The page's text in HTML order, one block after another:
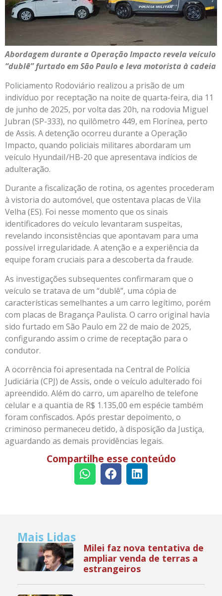
Abordagem durante a Operação Impacto revela veículo
“dublê” furtado em São Paulo e leva motorista à cadeia
Policiamento Rodoviário realizou a prisão de um
indivíduo por receptação na noite de quarta-feira, dia 11
de junho de 2025, por volta das 20h, na rodovia Miguel
Jubran (SP-333), no quilômetro 449, em Florínea, perto
de Assis. A detenção ocorreu durante a Operação
Impacto, quando policiais militares abordaram um
veículo HyundaiI/HB-20 que apresentava indícios de
adulteração.
Durante a fiscalização de rotina, os agentes procederam
à vistoria do automóvel, que ostentava placas de Vila
Velha (ES). Foi nesse momento que os sinais
identificadores do veículo levantaram suspeitas,
revelando inconsistências que apontavam para uma
possível irregularidade. A atenção e a experiência da
equipe foram cruciais para a descoberta da fraude.
As investigações subsequentes confirmaram que o
veículo se tratava de um “dublê”, uma cópia de
características semelhantes a um carro legítimo, porém
com placas de Bragança Paulista. O carro original havia
sido furtado em São Paulo em 22 de maio de 2025,
configurando assim o crime de receptação para o
condutor.
A ocorrência foi apresentada na Central de Polícia
Judiciária (CPJ) de Assis, onde o veículo adulterado foi
apreendido. Além do carro, um aparelho de telefone
celular e a quantia de R$ 1.135,00 em espécie também
foram confiscados. Após prestar depoimento, o
criminoso permaneceu detido, à disposição da Justiça,
aguardando as demais providências legais.
Compartilhe esse conteúdo
Mais Lidas
Milei faz nova tentativa de
ampliar venda de terras a
estrangeiros